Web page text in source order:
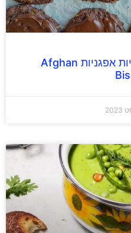
סיפורו של מתכון: עוגיות אפגניות Afghan